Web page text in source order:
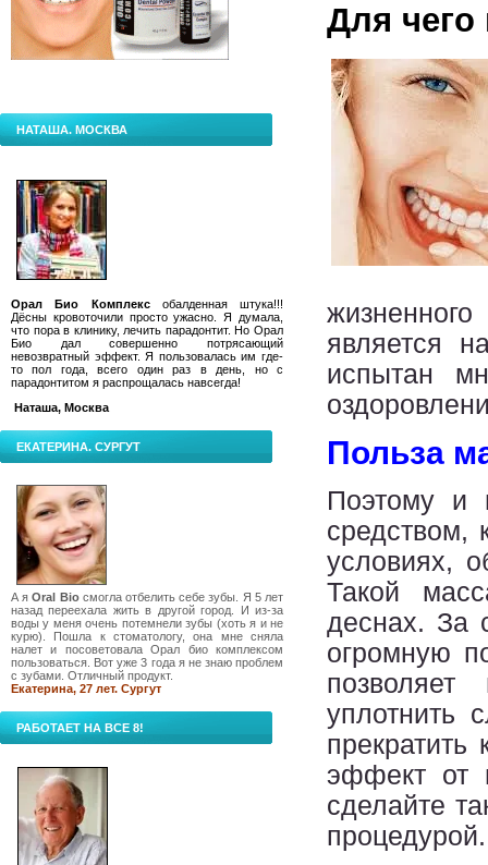
НАТАША. МОСКВА
Орал Био Комплексобалденная штука!!!
Дёсны кровоточили просто ужасно. Я думала,
что пора в клинику, лечить парадонтит. Но Орал
Био дал совершенно потрясающий
невозвратный эффект. Я пользовалась им где-
то пол года, всего один раз в день, но с
парадонтитом я распрощалась навсегда!
Наташа, Москва
ЕКАТЕРИНА. СУРГУТ
А я Oral Bio смогла отбелить себе зубы. Я 5 лет
назад переехала жить в другой город. И из-за
воды у меня очень потемнели зубы (хоть я и не
курю). Пошла к стоматологу, она мне сняла
налет и посоветовала Орал био комплексом
пользоваться. Вот уже 3 года я не знаю проблем
с зубами. Отличный продукт.
Екатерина, 27 лет. Сургут
РАБОТАЕТ НА ВСЕ 8!
Для
является
испытан
Польза
Поэтому и
средством,
условиях,
Такой
деснах. За
огромную
уплотнить
эффект от
сделайте
процедурой.